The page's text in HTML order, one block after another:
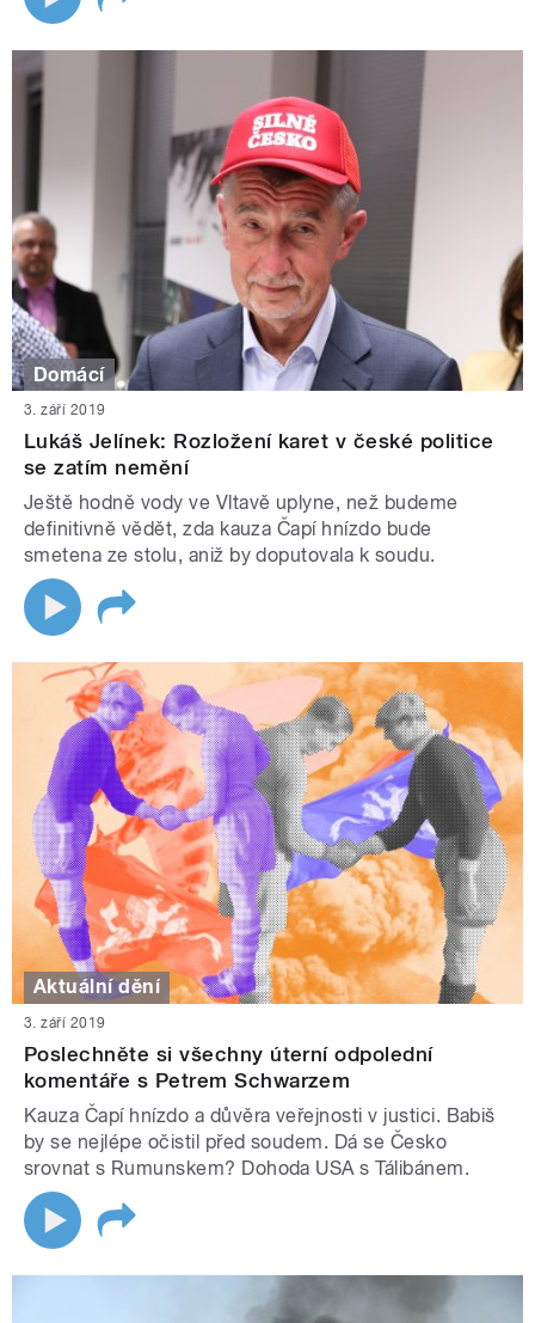
Domácí
3. září 2019
Lukáš Jelínek: Rozložení karet v české politice
se zatím nemění
Ještě hodně vody ve Vltavě uplyne, než budeme
definitivně vědět, zda kauza Čapí hnízdo bude
smetena ze stolu, aniž by doputovala k soudu.
Aktuální dění
3. září 2019
Poslechněte si všechny úterní odpolední
komentáře s Petrem Schwarzem
Kauza Čapí hnízdo a důvěra veřejnosti v justici. Babiš
by se nejlépe očistil před soudem. Dá se Česko
srovnat s Rumunskem? Dohoda USA s Tálibánem.